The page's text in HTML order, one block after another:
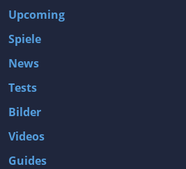
Upcoming
Spiele
News
Tests
Bilder
Videos
Guides